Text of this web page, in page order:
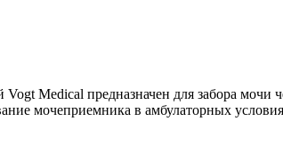
Medical предназначен для забора мочи
мочеприемника в амбулаторных